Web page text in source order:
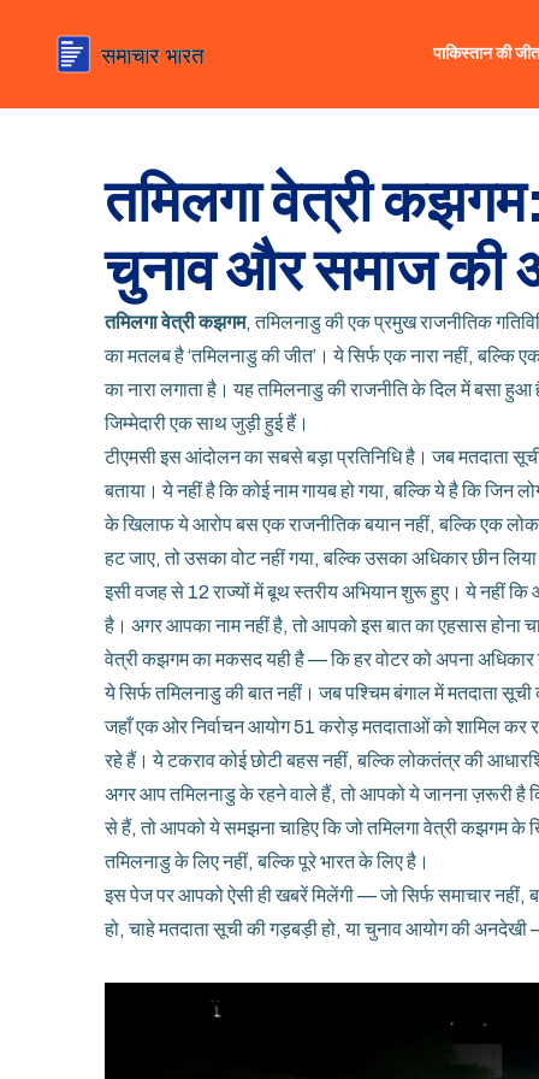
पाकिस्तान की जीत
तमिलगा वेत्री
चुनाव और समाज की
तमिलगा वेत्री कझगम,तमिलनाडु की एक प्रमुख राजनीतिक
का मतलब है ‘तमिलनाडु की जीत’। ये सिर्फ एक नारा नहीं, बल्कि
का नारा लगाता है। यह तमिलनाडु की राजनीति के दिल में बसा हुआ
जिम्मेदारी एक साथ जुड़ी हुई हैं।
टीएमसीइस आंदोलन का सबसे बड़ा प्रतिनिधि है। जबमतदाता
बताया। ये नहीं है कि कोई नाम गायब हो गया, बल्कि ये है कि जिन
के खिलाफ ये आरोप बस एक राजनीतिक बयान नहीं, बल्कि एक
हट जाए, तो उसका वोट नहीं गया, बल्कि उसका अधिकार छीन
इसी वजह से 12 राज्यों में बूथ स्तरीय अभियान शुरू हुए। ये नहीं
है। अगर आपका नाम नहीं है, तो आपको इस बात का एहसास
वेत्री कझगम का मकसद यही है — कि हर वोटर को अपना अधिकार
ये सिर्फ तमिलनाडु की बात नहीं। जब पश्चिम बंगाल में मतदाता सूची
जहाँ एक ओर निर्वाचन आयोग 51 करोड़ मतदाताओं को शामिल कर
रहे हैं। ये टकराव कोई छोटी बहस नहीं, बल्कि लोकतंत्र की
अगर आप तमिलनाडु के रहने वाले हैं, तो आपको ये जानना ज़रूरी है
से हैं, तो आपको ये समझना चाहिए कि जो तमिलगा वेत्री कझगम
तमिलनाडु के लिए नहीं, बल्कि पूरे भारत के लिए है।
इस पेज पर आपको ऐसी ही खबरें मिलेंगी — जो सिर्फ समाचार नहीं,
हो, चाहे मतदाता सूची की गड़बड़ी हो, या चुनाव आयोग की